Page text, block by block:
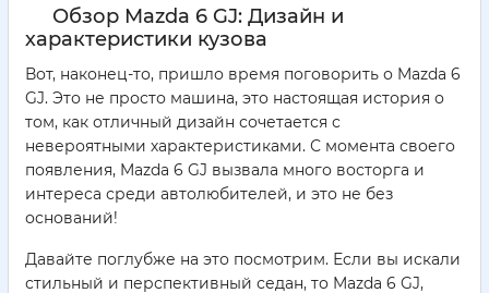
Обзор Mazda 6 GJ: Дизайн и
характеристики кузова
Вот, наконец-то, пришло время поговорить о Mazda 6
GJ. Это не просто машина, это настоящая история о
том, как отличный дизайн сочетается с
невероятными характеристиками. С момента своего
появления, Mazda 6 GJ вызвала много восторга и
интереса среди автолюбителей, и это не без
оснований!
Давайте поглубже на это посмотрим. Если вы искали
стильный и перспективный седан, то Mazda 6 GJ,